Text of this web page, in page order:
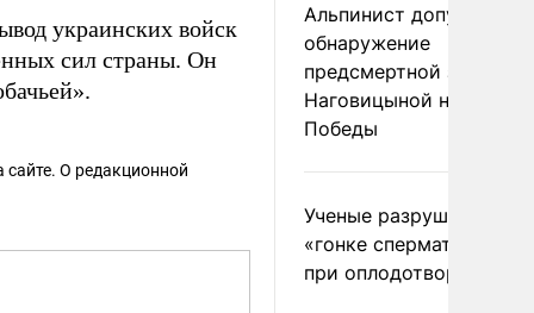
украинских войск
сил страны. Он
сайте. О редакционной
Альпинист допустил
обнаружение
предсмертной записки
Наговицыной на пике
Победы
Ученые разрушили миф
«гонке
при оплодотворении